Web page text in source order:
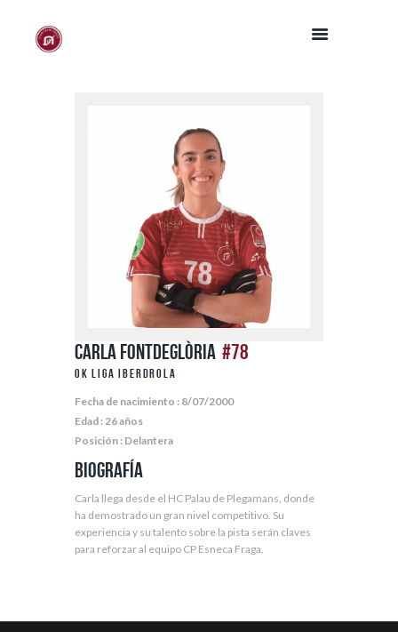
Carla Fontdeglòria #78
Ok Liga Iberdrola
Fecha de nacimiento : 8/07/2000
Edad : 26 años
Posición : Delantera
Biografía
Carla llega desde el HC Palau de Plegamans, donde
ha demostrado un gran nivel competitivo. Su
experiencia y su talento sobre la pista serán claves
para reforzar al equipo CP Esneca Fraga.